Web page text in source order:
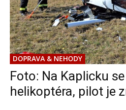
DOPRAVA & NEHODY
Foto: Na Kaplicku
helikoptéra, pilot je